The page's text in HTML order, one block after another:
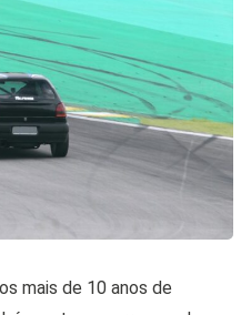
mais de 10 anos de